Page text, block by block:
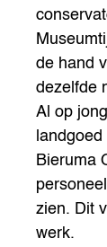
de hand
dezelfde
Al op
Bieruma
zien. Dit
werk.